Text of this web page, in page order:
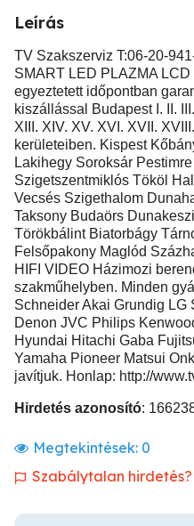
Leírás
TV Szakszerviz T:06-20-
SMART LED PLAZMA
egyeztetett időpontban
kiszállással Budapest I. II.
XIII. XIV. XV. XVI. XVII.
kerületeiben. Kispest
Lakihegy Soroksár
Szigetszentmiklós Tököl
Vecsés Szigethalom
Taksony Budaörs
Törökbálint Biatorbágy
Felsőpakony Maglód
HIFI VIDEO Házimozi
szakműhelyben. Minden
Schneider Akai Grundig LG
Denon JVC Philips
Hyundai Hitachi Gaba
Yamaha Pioneer Matsui
javítjuk. Honlap: http://
Hirdetés azonosító:
Megtekintések: 0
Szabálytalan hirdetés?